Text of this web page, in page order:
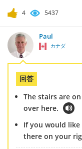
4 5437
Paul
カナダ
回答
The stairs are
over here.
If you would
there on your